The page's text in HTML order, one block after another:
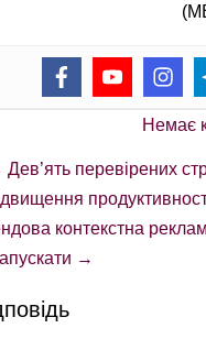
Немає
Дев’ять перевірених
контекстна
→